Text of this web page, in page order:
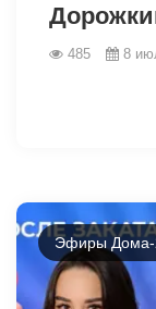
6221
485 8
Эфиры Дома-